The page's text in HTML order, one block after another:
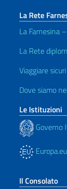
La Rete
La Farnesina
La Rete
Viaggiare sicuri
Dove siamo
Le Istituzioni
Governo
Europa.eu
Il Consolato